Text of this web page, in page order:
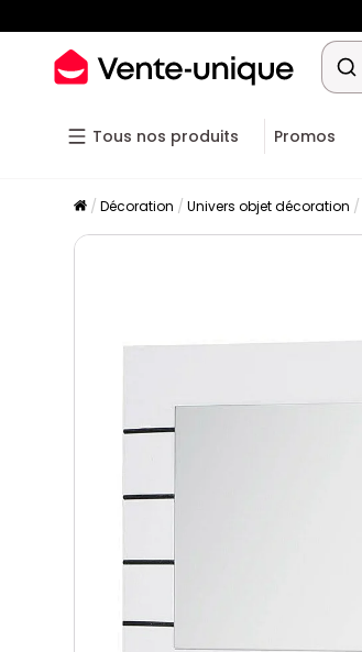
Tous nos produits Promos
Décoration Univers objet décoration